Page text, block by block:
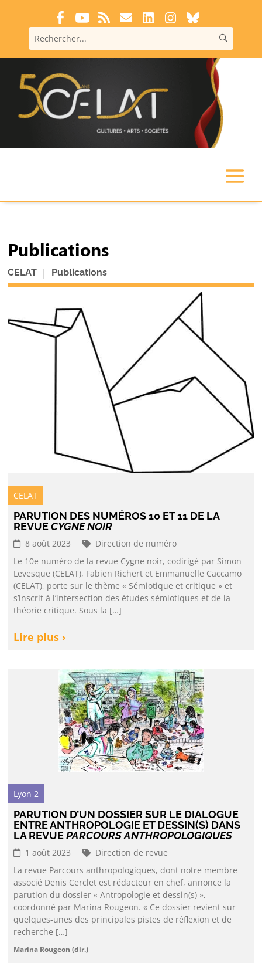
Publications
CELAT | Publications
CELAT
PARUTION DES NUMÉROS 10 ET 11 DE LA
REVUECYGNE NOIR
8 août 2023
Direction de numéro
Le 10e numéro de la revue Cygne noir, codirigé par Simon
Levesque (CELAT), Fabien Richert et Emmanuelle Caccamo
(CELAT), porte sur le thème « Sémiotique et critique » et
s’inscrit à l’intersection des études sémiotiques et de la
théorie critique. Sous la […]
Lire plus ›
Lyon 2
PARUTION D’UN DOSSIER SUR LE DIALOGUE
ENTRE ANTHROPOLOGIE ET DESSIN(S) DANS
LA REVUEPARCOURS ANTHROPOLOGIQUES
1 août 2023
Direction de revue
La revue Parcours anthropologiques, dont notre membre
associé Denis Cerclet est rédacteur en chef, annonce la
parution du dossier « Antropologie et dessin(s) »,
coordonné par Marina Rougeon. « Ce dossier revient sur
quelques-unes des principales pistes de réflexion et de
recherche […]
Marina Rougeon (dir.)